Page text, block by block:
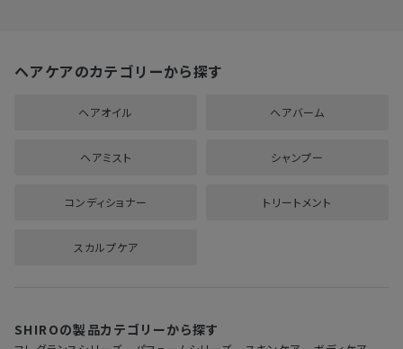
ヘアケアのカテゴリーから探す
ヘアオイル ヘアバーム
ヘアミスト シャンプー
コンディショナー トリートメント
スカルプケア
SHIROの製品カテゴリーから探す